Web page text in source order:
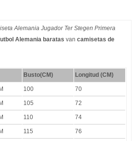
Alemania Jugador Ter Stegen Primera
Alemania baratas van camisetas de
Busto(CM) Longitud (CM)
100 70
105 72
110 74
115 76